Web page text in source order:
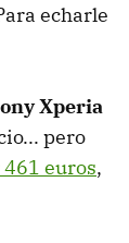
echarle
Xperia
pero
euros,